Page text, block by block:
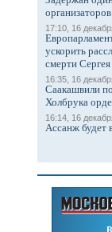
17:10, 16
ускорить
смерти
16:35, 16
Саакашвили
Холбрука
16:14, 16
Ассанж будет